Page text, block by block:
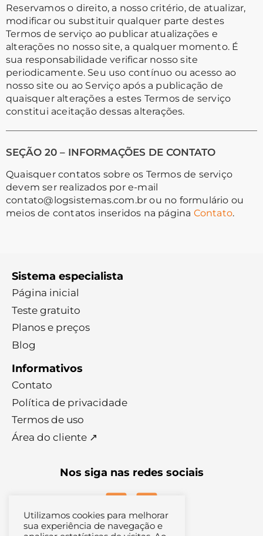
Reservamos o direito, a nosso critério, de atualizar,
modificar ou substituir qualquer parte destes
Termos de serviço ao publicar atualizações e
alterações no nosso site, a qualquer momento. É
sua responsabilidade verificar nosso site
periodicamente. Seu uso contínuo ou acesso ao
nosso site ou ao Serviço após a publicação de
quaisquer alterações a estes Termos de serviço
constitui aceitação dessas alterações.
SEÇÃO 20 – INFORMAÇÕES DE CONTATO
Quaisquer contatos sobre os Termos de serviço
devem ser realizados por e-mail
contato@logsistemas.com.br ou no formulário ou
meios de contatos inseridos na página Contato.
Sistema especialista
Página inicial
Teste gratuito
Planos e preços
Blog
Informativos
Contato
Política de privacidade
Termos de uso
Área do cliente ↗
Nos siga nas redes sociais
Utilizamos cookies para melhorar
sua experiência de navegação e